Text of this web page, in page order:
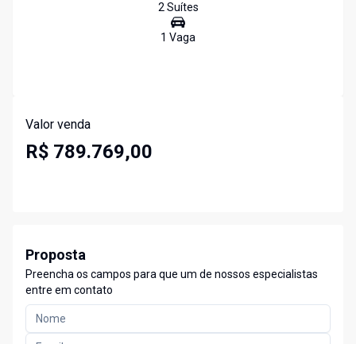
2Suítes
1 Vaga
Valor venda
R$ 789.769,00
Proposta
Preencha os campos para que um de nossos especialistas
entre em contato